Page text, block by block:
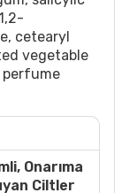
cetearyl
vegetable
perfume
Onarıma
Ciltler